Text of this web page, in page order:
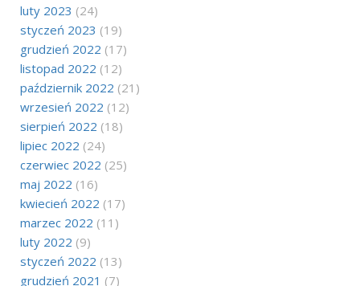
luty 2023 (24)
styczeń 2023 (19)
grudzień 2022 (17)
listopad 2022 (12)
październik 2022 (21)
wrzesień 2022 (12)
sierpień 2022 (18)
lipiec 2022 (24)
czerwiec 2022 (25)
maj 2022 (16)
kwiecień 2022 (17)
marzec 2022 (11)
luty 2022 (9)
styczeń 2022 (13)
grudzień 2021 (7)